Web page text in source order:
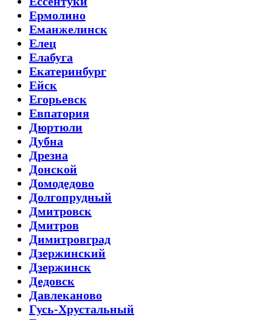
Ермолино
Еманжелинск
Елец
Елабуга
Екатеринбург
Ейск
Егорьевск
Евпатория
Дюртюли
Дубна
Дрезна
Донской
Домодедово
Долгопрудный
Дмитровск
Дмитров
Димитровград
Дзержинский
Дзержинск
Дедовск
Давлеканово
Гусь-Хрустальный